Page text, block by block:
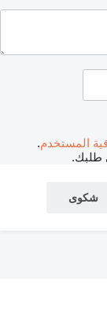
المستخدم.
طلبك.
شكوى